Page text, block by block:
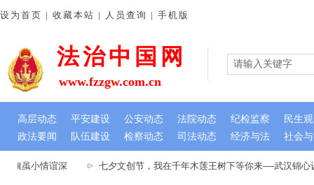
旗虽小情谊深 七夕文创节，我在千年木莲王树下等你来----武汉锦心
法治中国网
政法要闻 队伍建设 检察动态 司法动态 经济与法 社会
设为首页 | 收藏本站 | 人员查询 | 手机版
www.fzzgw.com.cn
高层动态 平安建设 公安动态 法院动态 纪检监察 民生